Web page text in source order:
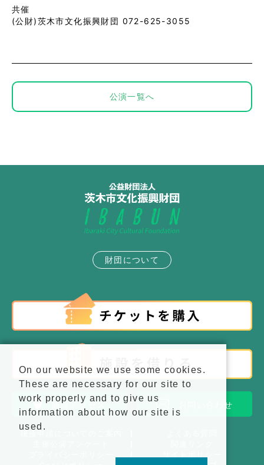
共催
(公財)茨木市文化振興財団 072-625-3055
公演一覧へ
財団について
施設アクセス お問い合わせ
On our website we use some cookies.
These are necessary for our site to
work properly and to give us
information about how our site is
used.